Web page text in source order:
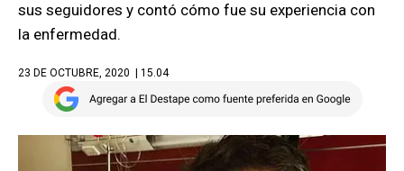
sus seguidores y contó cómo fue su experiencia con
la enfermedad.
23 DE OCTUBRE, 2020 | 15.04